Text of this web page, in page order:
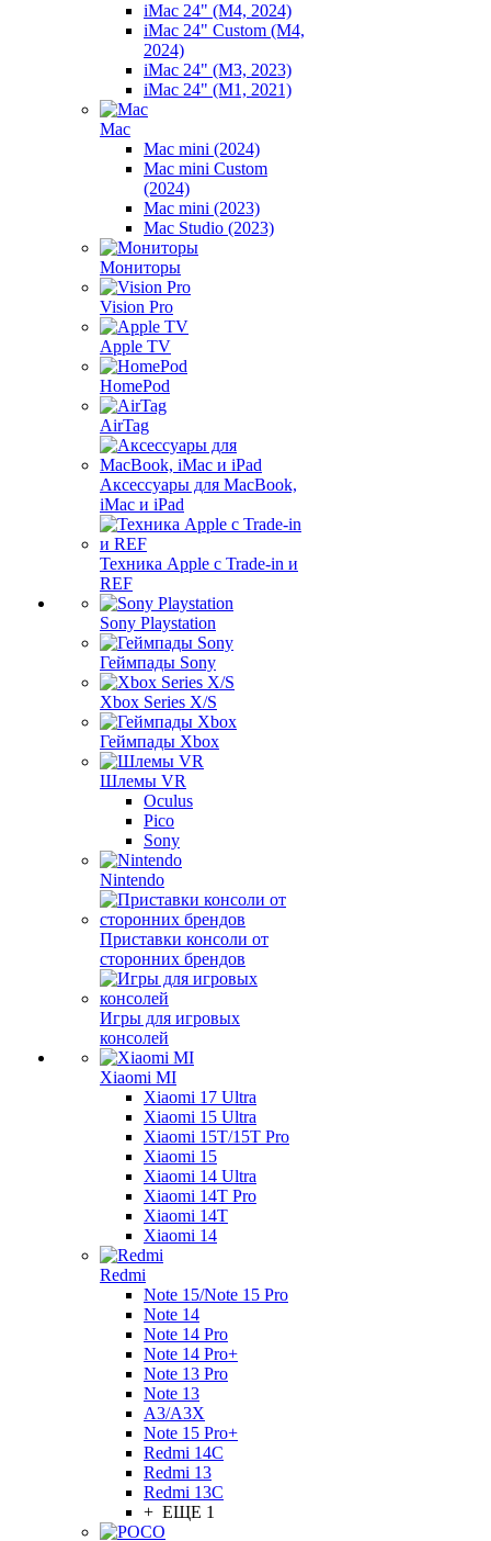
iMac 24" (M4, 2024)
iMac 24" Custom (M4,
2024)
iMac 24" (M3, 2023)
iMac 24" (M1, 2021)
Mac
Mac mini (2024)
Mac mini Custom
(2024)
Mac mini (2023)
Mac Studio (2023)
Мониторы
Vision Pro
Apple TV
HomePod
AirTag
Аксессуары для MacBook,
iMac и iPad
Техника Apple с Trade-in и
REF
Sony Playstation
Геймпады Sony
Xbox Series X/S
Геймпады Xbox
Шлемы VR
Oculus
Pico
Sony
Nintendo
Приставки консоли от
сторонних брендов
Игры для игровых
консолей
Xiaomi MI
Xiaomi 17 Ultra
Xiaomi 15 Ultra
Xiaomi 15T/15T Pro
Xiaomi 15
Xiaomi 14 Ultra
Xiaomi 14T Pro
Xiaomi 14T
Xiaomi 14
Redmi
Note 15/Note 15 Pro
Note 14
Note 14 Pro
Note 14 Pro+
Note 13 Pro
Note 13
A3/A3X
Note 15 Pro+
Redmi 14C
Redmi 13
Redmi 13C
+ ЕЩЕ 1